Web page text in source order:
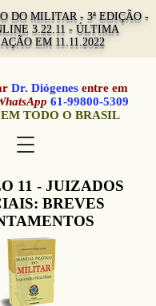
DO MILITAR - 3ª EDIÇÃO -
3.22.11 - ÚLTIMA
EM 11.11.2022
Dr. Diógenesentre em
61-99800-5309
TODO O BRASIL
11 - JUIZADOS
BREVES